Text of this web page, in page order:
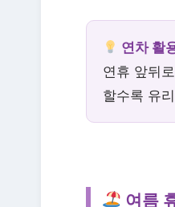
연차 활
연휴 앞뒤
할수록 유
여름